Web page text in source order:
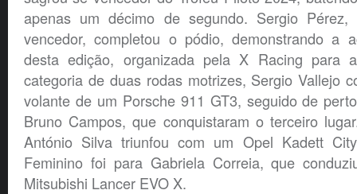
apenas um décimo de segundo. Sergio
vencedor, completou o pódio, demonstrando a
desta edição, organizada pela X Racing para
categoria de duas rodas motrizes, Sergio Vallejo
volante de um Porsche 911 GT3, seguido de
Bruno Campos, que conquistaram o terceiro
António Silva triunfou com um Opel Kadett
Feminino foi para Gabriela Correia, que
Mitsubishi Lancer EVO X.